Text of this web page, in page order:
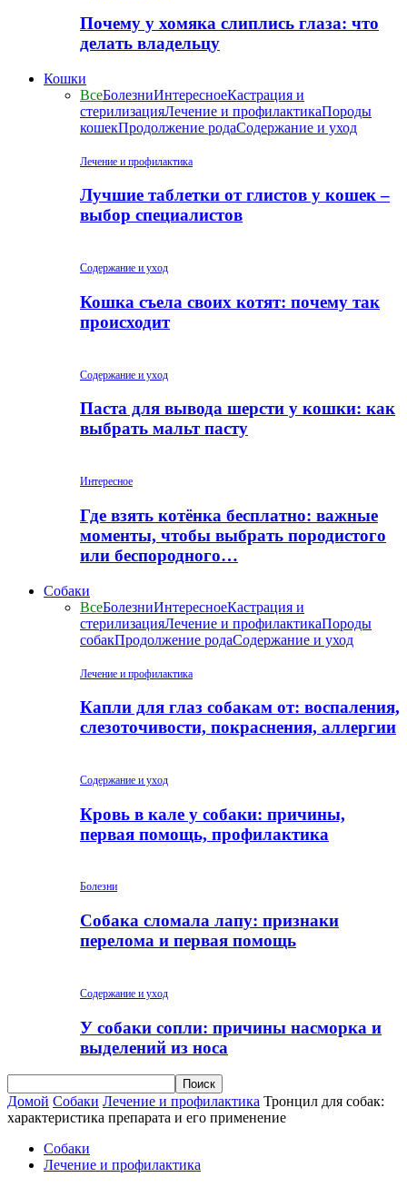
Почему у хомяка слиплись глаза: что
делать владельцу
Кошки
ВсеБолезниИнтересноеКастрация и
стерилизацияЛечение и профилактикаПороды
кошекПродолжение родаСодержание и уход
Лечение и профилактика
Лучшие таблетки от глистов у кошек –
выбор специалистов
Содержание и уход
Кошка съела своих котят: почему так
происходит
Содержание и уход
Паста для вывода шерсти у кошки: как
выбрать мальт пасту
Интересное
Где взять котёнка бесплатно: важные
моменты, чтобы выбрать породистого
или беспородного…
Собаки
ВсеБолезниИнтересноеКастрация и
стерилизацияЛечение и профилактикаПороды
собакПродолжение родаСодержание и уход
Лечение и профилактика
Капли для глаз собакам от: воспаления,
слезоточивости, покраснения, аллергии
Содержание и уход
Кровь в кале у собаки: причины,
первая помощь, профилактика
Болезни
Собака сломала лапу: признаки
перелома и первая помощь
Содержание и уход
У собаки сопли: причины насморка и
выделений из носа
Домой Собаки Лечение и профилактика Тронцил для собак:
характеристика препарата и его применение
Собаки
Лечение и профилактика